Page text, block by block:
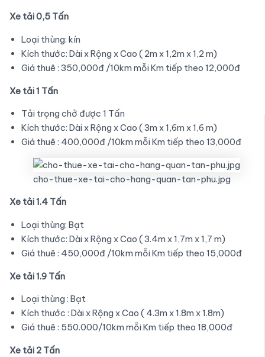
Xe tải 0,5 Tấn
Loại thùng: kín
Kích thước: Dài x Rộng x Cao ( 2m x 1,2m x 1,2 m)
Giá thuê : 350,000đ /10km mỗi Km tiếp theo 12,000đ
Xe tải 1 Tấn
Tải trọng chở được 1 Tấn
Kích thước: Dài x Rộng x Cao ( 3m x 1,6m x 1,6 m)
Giá thuê : 400,000đ /10km mỗi Km tiếp theo 13,000đ
cho-thue-xe-tai-cho-hang-quan-tan-phu.jpg
Xe tải 1.4 Tấn
Loại thùng: Bạt
Kích thước: Dài x Rộng x Cao ( 3.4m x 1,7m x 1,7 m)
Giá thuê : 450,000đ /10km mỗi Km tiếp theo 15,000đ
Xe tải 1.9 Tấn
Loại thùng : Bạt
Kích thước : Dài x Rộng x Cao ( 4.3m x 1.8m x 1.8m)
Giá thuê : 550.000/10km mỗi Km tiếp theo 18,000đ
Xe tải 2 Tấn